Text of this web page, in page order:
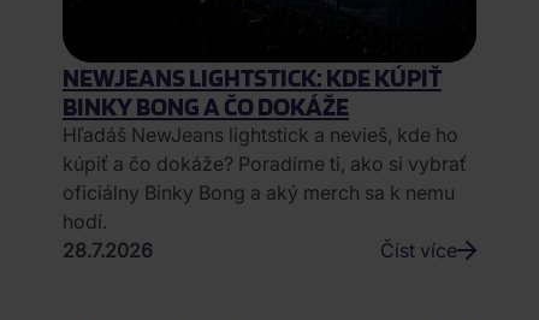
NEWJEANS LIGHTSTICK: KDE KÚPIŤ
BINKY BONG A ČO DOKÁŽE
Hľadáš NewJeans lightstick a nevieš, kde ho
kúpiť a čo dokáže? Poradíme ti, ako si vybrať
oficiálny Binky Bong a aký merch sa k nemu
hodí.
28.7.2026
Číst více